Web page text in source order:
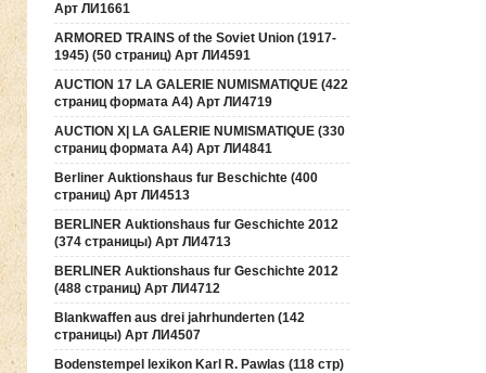
Арт ЛИ1661
ARMORED TRAINS of the Soviet Union (1917-
1945) (50 страниц) Арт ЛИ4591
AUCTION 17 LA GALERIE NUMISMATIQUE (422
страниц формата А4) Арт ЛИ4719
AUCTION Х| LA GALERIE NUMISMATIQUE (330
страниц формата А4) Арт ЛИ4841
Berliner Auktionshaus fur Beschichte (400
страниц) Арт ЛИ4513
BERLINER Auktionshaus fur Geschichte 2012
(374 страницы) Арт ЛИ4713
BERLINER Auktionshaus fur Geschichte 2012
(488 страниц) Арт ЛИ4712
Blankwaffen aus drei jahrhunderten (142
страницы) Арт ЛИ4507
Bodenstempel lexikon Karl R. Pawlas (118 cтр)